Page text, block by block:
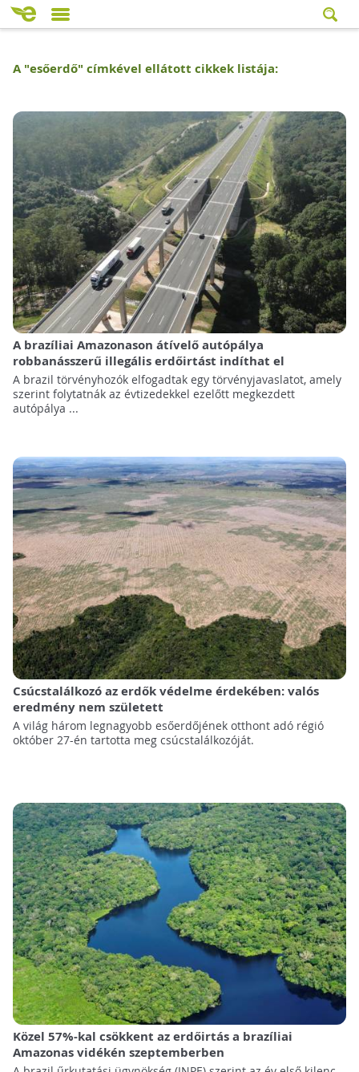
A "esőerdő" címkével ellátott cikkek listája:
A brazíliai Amazonason átívelő autópálya
robbanásszerű illegális erdőirtást indíthat el
A brazil törvényhozók elfogadtak egy törvényjavaslatot, amely
szerint folytatnák az évtizedekkel ezelőtt megkezdett
autópálya ...
Csúcstalálkozó az erdők védelme érdekében: valós
eredmény nem született
A világ három legnagyobb esőerdőjének otthont adó régió
október 27-én tartotta meg csúcstalálkozóját.
Közel 57%-kal csökkent az erdőirtás a brazíliai
Amazonas vidékén szeptemberben